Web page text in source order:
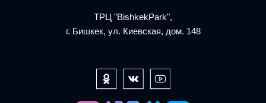
ТРЦ "BishkekPark",
г. Бишкек, ул. Киевская, дом. 148